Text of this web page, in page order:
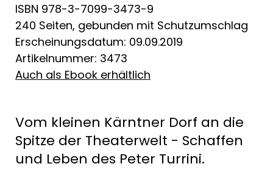
ISBN 978-3-7099-3473-9
240 Seiten, gebunden mit Schutzumschlag
Erscheinungsdatum: 09.09.2019
Artikelnummer: 3473
Auch als Ebook erhältlich
Vom kleinen Kärntner Dorf an die
Spitze der Theaterwelt - Schaffen
und Leben des Peter Turrini.